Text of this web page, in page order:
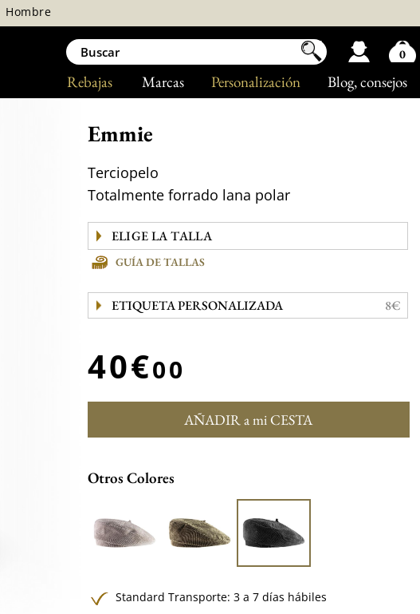
Blog, consejos
Personalización
Marcas
Rebajas
Hombre
Emmie
Terciopelo
Totalmente forrado lana polar
GUÍA DE TALLAS
ETIQUETA PERSONALIZADA 8€
40€00
AÑADIR a mi CESTA
Otros Colores
Standard Transporte: 3 a 7 días hábiles
0